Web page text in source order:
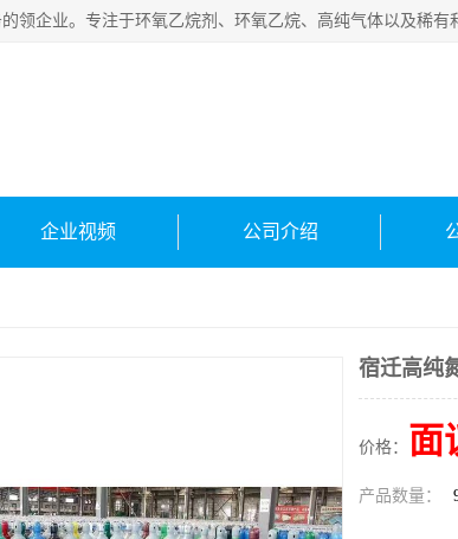
企业视频 公司介绍
宿迁高纯
价格： 面
产品数量：